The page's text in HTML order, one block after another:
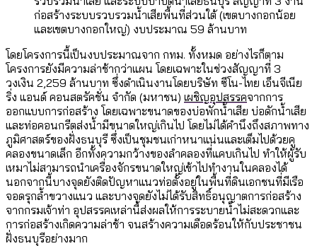
ก่อสร้างระบบรวบรวมน้ำเสียพื้นที่ส่วนใต้ (เขตบางกอกน้อย
และเขตบางกอกใหญ่) งบประมาณ 59 ล้านบาท
โดยโครงการนี้เป็นงบประมาณจาก กทม. ทั้งหมด อย่างไรก็ตาม
โครงการยังมีความล่าช้ากว่าแผน โดยเฉพาะในช่วงสัญญาที่ 3
วงเงิน 2,259 ล้านบาท ซึ่งดำเนินงานโดยบริษัท ซีโน-ไทย เอ็นจีเนีย
ริ่ง แอนด์ คอนสตรัคชั่น จำกัด (มหาชน) เผชิญอุปสรรคจากการ
ออกแบบการก่อสร้าง โดยเฉพาะขนาดของบ่อพักน้ำเสีย บ่อดักน้ำเสีย
และท่อคอนกรีตส่งน้ำมีขนาดใหญ่เกินไป โดยไม่ได้คำนึงถึงสภาพทาง
ภูมิศาสตร์ของฝั่งธนบุรี ซึ่งเป็นชุมชนเก่าหนาแน่นและเต็มไปด้วยคู
คลองขนาดเล็ก อีกทั้งความกว้างของลำคลองที่แคบเกินไป ทำให้ผู้รับ
เหมาไม่สามารถนำเครื่องจักรขนาดใหญ่เข้าไปทำงานในคลองได้
นอกจากนี้บางจุดยังติดปัญหาแนวท่อตั้งอยู่ในพื้นที่ดินเอกชนที่มีเรือ
จอดรุกล้ำขวางแนว และบางจุดยังไม่ได้รับสิทธิ์อนุญาตการก่อสร้าง
จากกรมเจ้าท่า อุปสรรคเหล่านี้ส่งผลให้การระบายน้ำไม่สะดวกและ
การก่อสร้างเกิดความล่าช้า จนสร้างความเดือดร้อนให้กับประชาชน
ฝั่งธนบุรีอย่างมาก